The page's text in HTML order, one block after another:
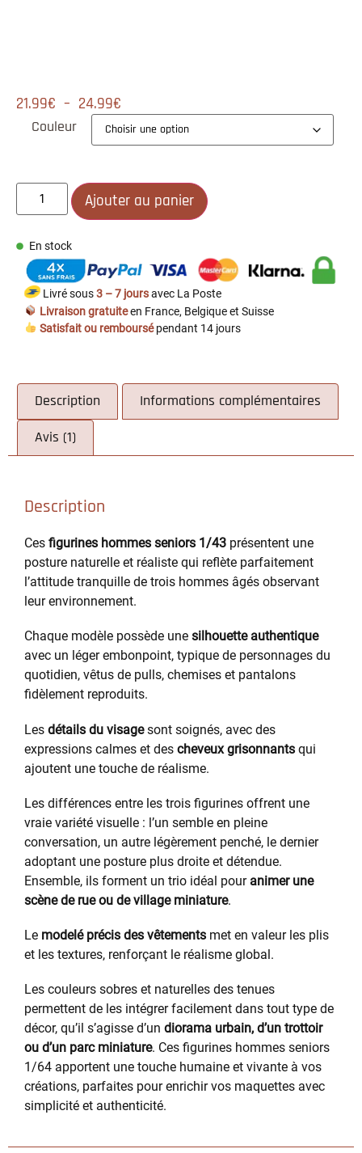
21.99€ – 24.99€
Couleur
Ajouter au panier
En stock
Livré sous3 – 7 joursavec La Poste
Livraison gratuiteen France, Belgique et Suisse
Satisfait ou remboursépendant 14 jours
Description Informations complémentaires
Avis (1)
Description
Ces figurines hommes seniors 1/43 présentent une
posture naturelle et réaliste qui reflète parfaitement
l’attitude tranquille de trois hommes âgés observant
leur environnement.
Chaque modèle possède une silhouette authentique
avec un léger embonpoint, typique de personnages du
quotidien, vêtus de pulls, chemises et pantalons
fidèlement reproduits.
Les détails du visagesont soignés, avec des
expressions calmes et des cheveux grisonnants qui
ajoutent une touche de réalisme.
Les différences entre les trois figurines offrent une
vraie variété visuelle : l’un semble en pleine
conversation, un autre légèrement penché, le dernier
adoptant une posture plus droite et détendue.
Ensemble, ils forment un trio idéal pour animer une
scène de rue ou de village miniature.
Le modelé précis des vêtements met en valeur les plis
et les textures, renforçant le réalisme global.
Les couleurs sobres et naturelles des tenues
permettent de les intégrer facilement dans tout type de
décor, qu’il s’agisse d’un diorama urbain, d’un trottoir
ou d’un parc miniature. Ces figurines hommes seniors
1/64 apportent une touche humaine et vivante à vos
créations, parfaites pour enrichir vos maquettes avec
simplicité et authenticité.